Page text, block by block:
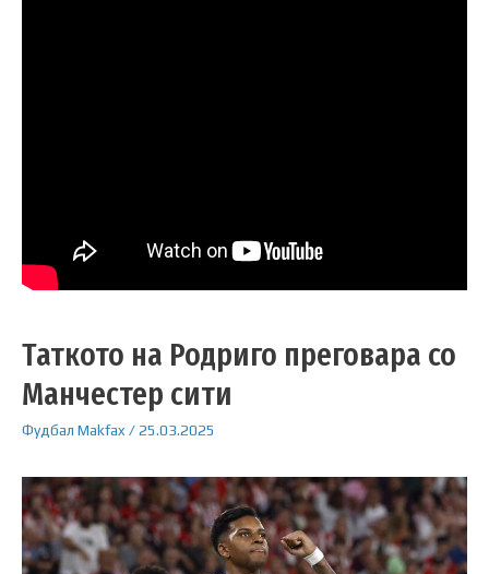
Таткото на Родриго преговара со
Манчестер сити
Фудбал Makfax /25.03.2025